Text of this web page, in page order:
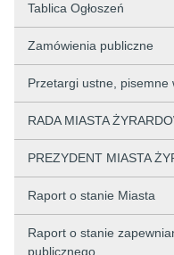
Tablica Ogłoszeń
Zamówienia publiczne
Przetargi ustne, pisemne
RADA MIASTA
PREZYDENT MIASTA
Raport o stanie Miasta
Raport o stanie
publicznego